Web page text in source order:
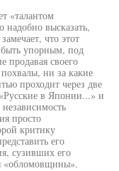
«талантом
высказать,
что этот
быть упорным, под
продавая своего
ни за какие
проходит через две
в Японии...» и
просто
критику
его
сузивших его
«обломовщины».